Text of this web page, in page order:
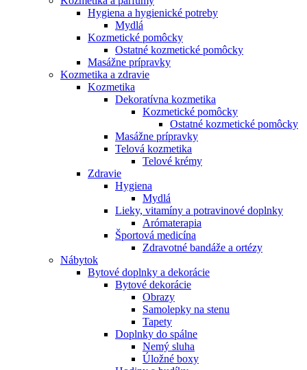
Hygiena a hygienické potreby
Mydlá
Kozmetické pomôcky
Ostatné kozmetické pomôcky
Masážne prípravky
Kozmetika a zdravie
Kozmetika
Dekoratívna kozmetika
Kozmetické pomôcky
Ostatné kozmetické pomôcky
Masážne prípravky
Telová kozmetika
Telové krémy
Zdravie
Hygiena
Mydlá
Lieky, vitamíny a potravinové doplnky
Arómaterapia
Športová medicína
Zdravotné bandáže a ortézy
Nábytok
Bytové doplnky a dekorácie
Bytové dekorácie
Obrazy
Samolepky na stenu
Tapety
Doplnky do spálne
Nemý sluha
Úložné boxy